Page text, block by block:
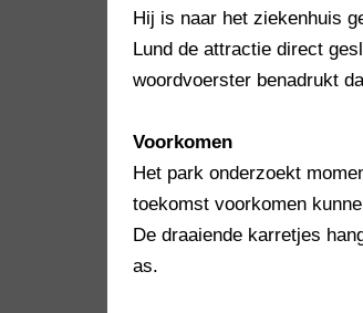
Hij is naar het ziekenhuis
Lund de attractie direct
woordvoerster benadrukt
Voorkomen
Het park onderzoekt
toekomst voorkomen
De draaiende karretjes
as.